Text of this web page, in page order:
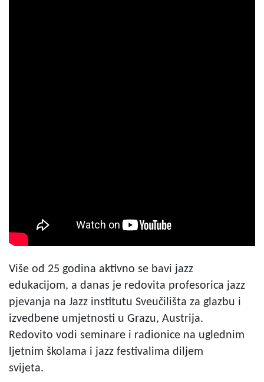
Više od 25 godina aktivno se bavi jazz
edukacijom, a danas je redovita profesorica jazz
pjevanja na Jazz institutu Sveučilišta za glazbu i
izvedbene umjetnosti u Grazu, Austrija.
Redovito vodi seminare i radionice na uglednim
ljetnim školama i jazz festivalima diljem
svijeta.